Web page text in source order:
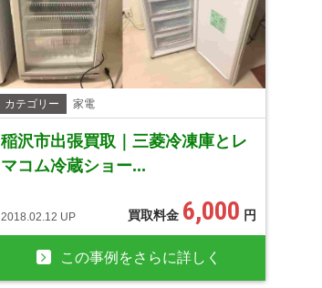
カテゴリー 家電
稲沢市出張買取｜三菱冷凍庫とレ
マコム冷蔵ショー...
2018.02.12 UP 買取料金 6,000 円
この事例をさらに詳しく